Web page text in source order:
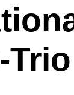
Trio